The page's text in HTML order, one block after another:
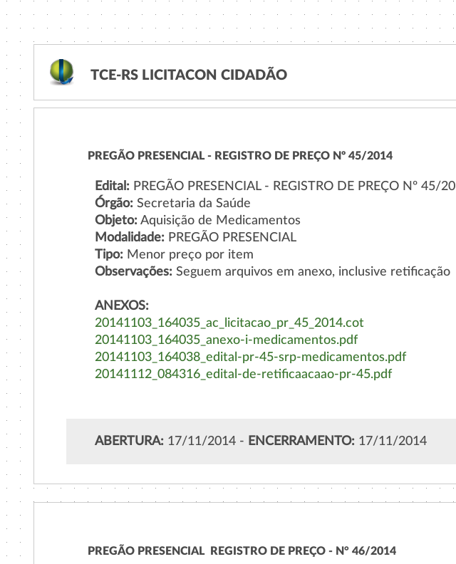
TCE-RS LICITACON CIDADÃO
PREGÃO PRESENCIAL - REGISTRO DE PREÇO Nº 45/2014
Edital:PREGÃO PRESENCIAL - REGISTRO DE PREÇO Nº 45/
Órgão:Secretaria da Saúde
Objeto:Aquisição de Medicamentos
Modalidade:PREGÃO PRESENCIAL
Tipo:Menor preço por item
Observações:Seguem arquivos em anexo, inclusive retificação
ANEXOS:
20141103_164035_ac_licitacao_pr_45_2014.cot
20141103_164035_anexo-i-medicamentos.pdf
20141103_164038_edital-pr-45-srp-medicamentos.pdf
20141112_084316_edital-de-retificaacaao-pr-45.pdf
ABERTURA:17/11/2014 - ENCERRAMENTO:17/11/2014
PREGÃO PRESENCIAL  REGISTRO DE PREÇO - N° 46/2014